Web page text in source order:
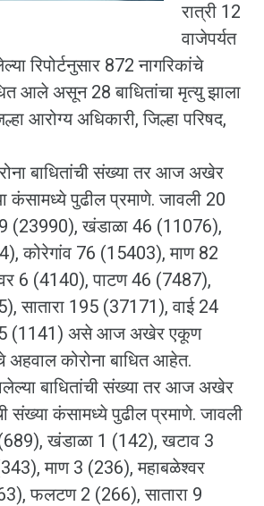
रात्री 12
वाजेपर्यत
रिपोर्टनुसार 872 नागरिकांचे
आले असून 28 बाधितांचा मृत्यु झाला
आरोग्य अधिकारी, जिल्हा परिषद,
बाधितांची संख्या तर आज अखेर
कंसामध्ये पुढील प्रमाणे. जावली 20
(23990), खंडाळा 46 (11076),
कोरेगांव 76 (15403), माण 82
6 (4140), पाटण 46 (7487),
सातारा 195 (37171), वाई 24
(1141) असे आज अखेर एकूण
अहवाल कोरोना बाधित आहेत.
बाधितांची संख्या तर आज अखेर
संख्या कंसामध्ये पुढील प्रमाणे. जावली
खंडाळा 1 (142), खटाव 3
माण 3 (236), महाबळेश्वर
फलटण 2 (266), सातारा 9